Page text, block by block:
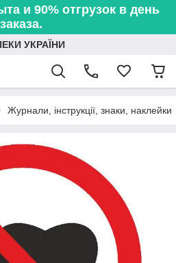
и 90% отгрузок в день
заказа.
УКРАЇНИ
Журнали, інструкції, знаки, наклейки